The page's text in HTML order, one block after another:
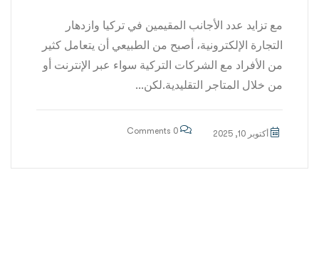
مع تزايد عدد الأجانب المقيمين في تركيا وازدهار
التجارة الإلكترونية، أصبح من الطبيعي أن يتعامل كثير
من الأفراد مع الشركات التركية سواء عبر الإنترنت أو
من خلال المتاجر التقليدية.لكن...
أكتوبر 10, 2025